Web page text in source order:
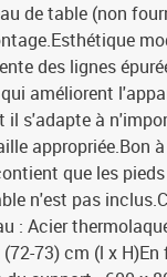
de table (non
des lignes
améliorent
il s'adapte à
appropriée.Bon
que les
n'est pas
: Acier
73) cm (l x H)En